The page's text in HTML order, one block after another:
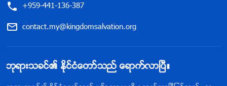
+959-441-136-387
contact.my@kingdomsalvation.org
ဘုရားသခင္၏ ႏိုင္ငံေတာ္သည္ ေရာက္လာၿပီ။